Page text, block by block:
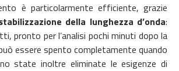
è particolarmente efficiente, grazie
della lunghezza d’onda:
pronto per l’analisi pochi minuti dopo la
essere spento completamente quando
state inoltre eliminate le esigenze di